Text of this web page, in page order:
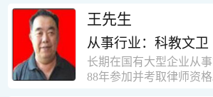
术负责人，该项目为水
有圆形连体熟料仓12，每
米，砖混结构，皮带运输
结构长185米，高5.2米
年调入新乡市新营建筑
闭路电视监控系统、防盗
一卡通系统、停车场管理
统、远程抄表系统等相关
有较强的售前技术支持
富的设备调试经验； 能
王先生
从事行业：科教文卫
长期在国有大型企业从
88年参加并考取律师资